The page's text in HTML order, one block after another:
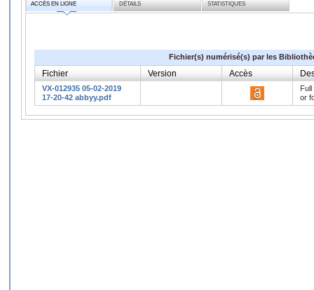
ACCÈS EN LIGNE DÉTAILS STATISTIQUES
Fichier(s) numérisé(s) par les
Fichier Version Accès
VX-012935 05-02-2019
17-20-42 abbyy.pdf
or